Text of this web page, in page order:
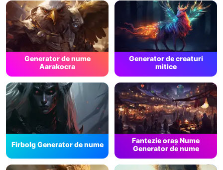
Generator de nume
Aarakocra
Generator de creaturi
mitice
Firbolg Generator de nume
Fantezie oraș Nume
Generator de nume